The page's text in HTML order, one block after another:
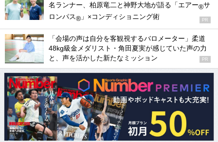
名ランナー、柏原竜二と神野大地が語る「エアー®サ
ロンパス® 」×コンディショニング術 PR
「会場の声は自分を客観視するバロメーター」柔道
48kg級金メダリスト・角田夏実が感じていた声の力
と、声を活かした新たなミッション
PR